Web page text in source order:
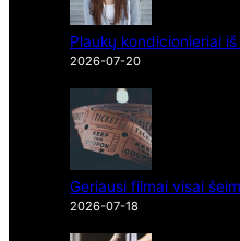
Plaukų kondicionieriai
2026-07-20
Geriausi filmai visai
2026-07-18